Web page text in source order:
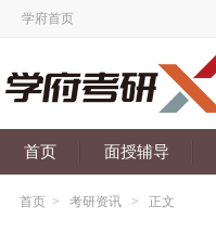
学府首页
首页 面授辅导
首页 > 考研资讯 > 正文